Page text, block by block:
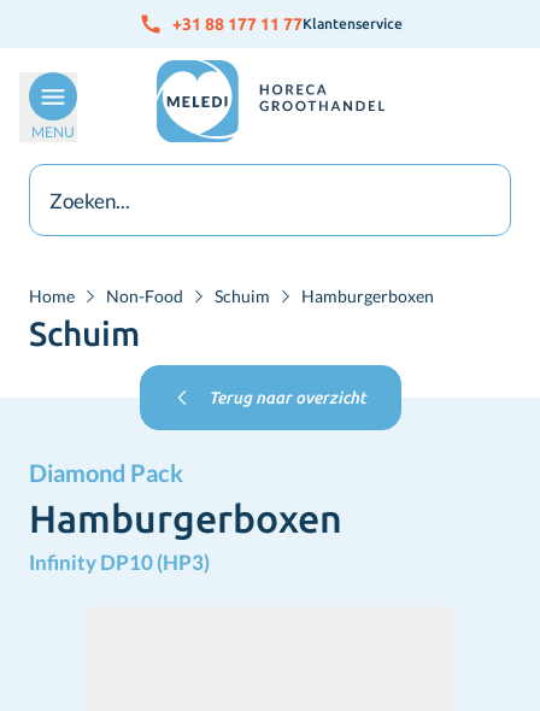
Ga naar de inhoud +31 88 177 11 77Klantenservice
MENU
Home Non-Food Schuim Hamburgerboxen
Schuim
Terug naar overzicht
Diamond Pack
Hamburgerboxen
Infinity DP10 (HP3)